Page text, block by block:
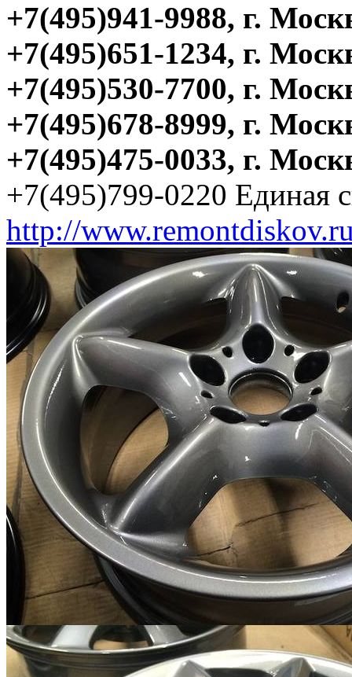
+7(495)941-9988, г.
+7(495)651-1234, г.
+7(495)530-7700, г.
+7(495)678-8999, г.
+7(495)475-0033, г.
+7(495)799-0220 Единая
http://